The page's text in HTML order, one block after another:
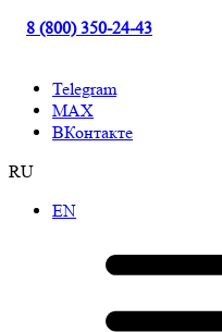
8 (800) 350-24-43
Telegram
МАХ
ВКонтакте
RU
EN